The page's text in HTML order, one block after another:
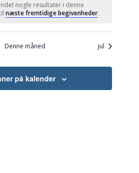
nogle resultater i denne
næste fremtidige begivenheder.
Denne måned jul
på kalender